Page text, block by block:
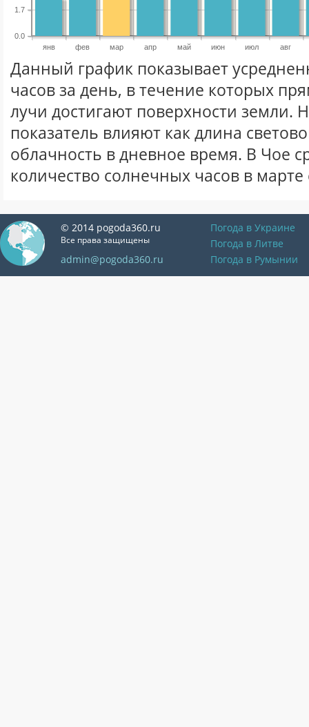
янв фев мар апр май июн июл авг
0.0
1.7
Данный график показывает
часов за день, в течение которых
лучи достигают поверхности земли.
показатель влияют как длина
облачность в дневное время. В Чое
количество солнечных часов в марте
© 2014 pogoda360.ru
Все права защищены
admin@pogoda360.ru
Погода в Украине
Погода в Литве
Погода в Румынии